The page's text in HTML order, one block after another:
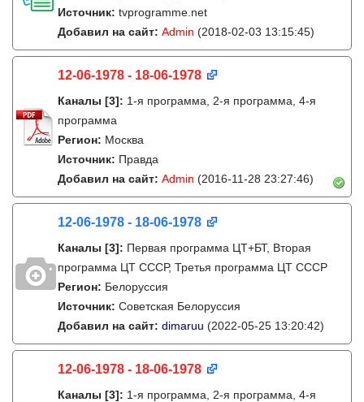
Источник: tvprogramme.net
Добавил на сайт: Admin (2018-02-03 13:15:45)
12-06-1978 - 18-06-1978
Каналы [3]: 1-я программа, 2-я программа, 4-я
программа
Регион: Москва
Источник: Правда
Добавил на сайт: Admin (2016-11-28 23:27:46)
12-06-1978 - 18-06-1978
Каналы [3]: Первая программа ЦТ+БТ, Вторая
программа ЦТ ССCР, Третья программа ЦТ ССCР
Регион: Белоруссия
Источник: Советская Белоруссия
Добавил на сайт: dimaruu (2022-05-25 13:20:42)
12-06-1978 - 18-06-1978
Каналы [3]: 1-я программа, 2-я программа, 4-я